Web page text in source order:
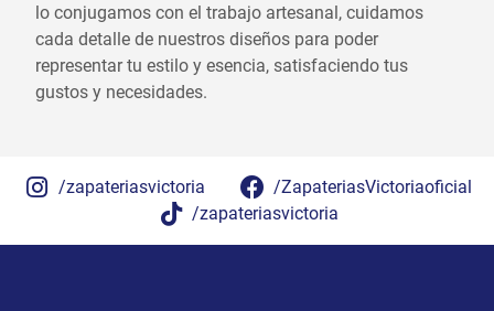
lo conjugamos con el trabajo artesanal, cuidamos
cada detalle de nuestros diseños para poder
representar tu estilo y esencia, satisfaciendo tus
gustos y necesidades.
/zapateriasvictoria
/ZapateriasVictoriaoficial
/zapateriasvictoria